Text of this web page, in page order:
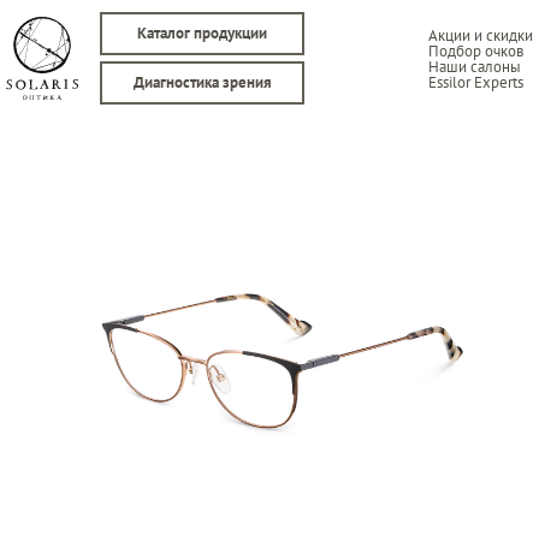
Каталог продукции Акции и скидки
Подбор очков
Наши салоны
Essilor Experts
Диагностика зрения